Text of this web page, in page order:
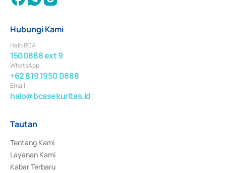
Hubungi Kami
Halo BCA
1500888 ext 9
WhatsApp
+62 819 1950 0888
Email
halo@bcasekuritas.id
Tautan
Tentang Kami
Layanan Kami
Kabar Terbaru